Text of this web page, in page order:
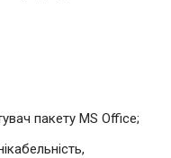
пакету MS Office;